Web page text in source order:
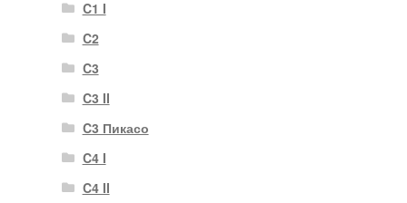
C1 I
C2
C3
C3 II
C3 Пикасо
C4 I
C4 II